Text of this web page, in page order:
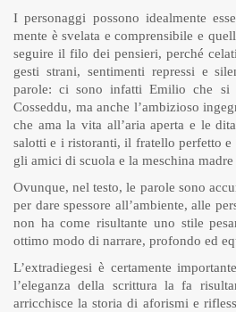
I personaggi possono idealmente
mente è svelata e comprensibile e
seguire il filo dei pensieri, perché
gesti strani, sentimenti repressi e
parole: ci sono infatti Emilio che si
Cosseddu, ma anche l’ambizioso
che ama la vita all’aria aperta e le
salotti e i ristoranti, il fratello perfetto
gli amici di scuola e la meschina madre
Ovunque, nel testo, le parole sono
per dare spessore all’ambiente, alle
non ha come risultante uno stile
ottimo modo di narrare, profondo ed
L’extradiegesi è certamente
l’eleganza della scrittura la fa
arricchisce la storia di aforismi e